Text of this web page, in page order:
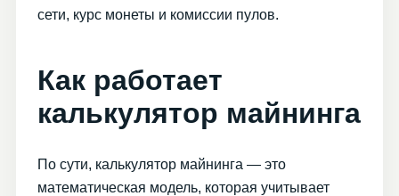
сети, курс монеты и комиссии пулов.
Как работает
калькулятор майнинга
По сути, калькулятор майнинга — это
математическая модель, которая учитывает